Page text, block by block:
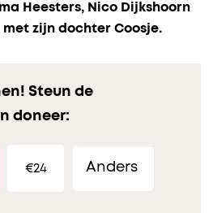
Heesters, Nico Dijkshoorn
zijn dochter Coosje.
Steun de
doneer:
€24